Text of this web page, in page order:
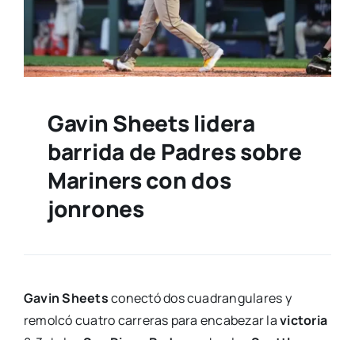
Gavin Sheets lidera
barrida de Padres sobre
Mariners con dos
jonrones
Gavin Sheetsconectó dos cuadrangulares y
remolcó cuatro carreras para encabezar lavictoria